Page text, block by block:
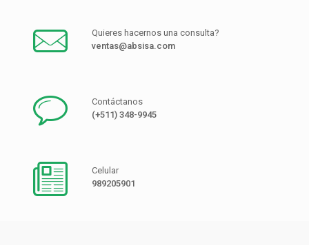
Quieres hacernos una consulta?
ventas@absisa.com
Contáctanos
(+511) 348-9945
Celular
989205901